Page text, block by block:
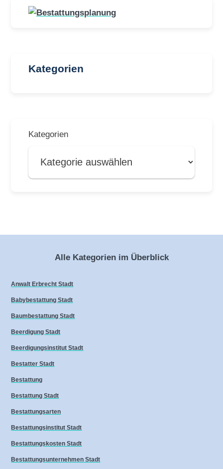
Kategorien
Kategorien
Alle Kategorien im Überblick
Anwalt Erbrecht Stadt
Babybestattung Stadt
Baumbestattung Stadt
Beerdigung Stadt
Beerdigungsinstitut Stadt
Bestatter Stadt
Bestattung
Bestattung Stadt
Bestattungsarten
Bestattungsinstitut Stadt
Bestattungskosten Stadt
Bestattungsunternehmen Stadt